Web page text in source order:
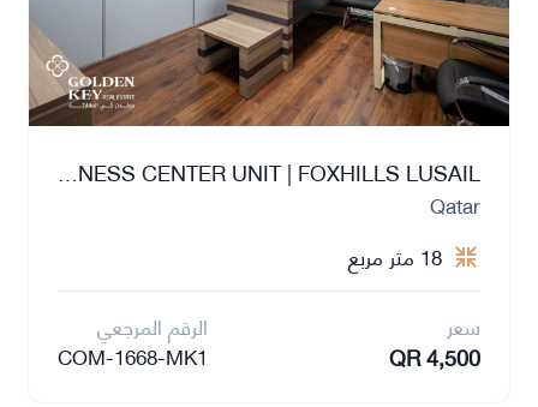
AMAZING BUSINESS CENTER UNIT | FOXHILLS LUSAIL
Qatar
18 متر مربع
سعر
QR 4,500
الرقم المرجعي
COM-1668-MK1